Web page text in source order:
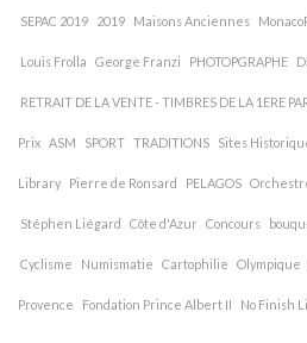
SEPAC 2019 2019 Maisons Anciennes
Louis Frolla George Franzi PHOTOPGRAPHE
RETRAIT DE LA VENTE - TIMBRES DE LA 1ERE
Prix ASM SPORT TRADITIONS Sites
Library Pierre de Ronsard PELAGOS
Stéphen Liégard Côte d'Azur Concours
Cyclisme Numismatie Cartophilie Olympique
Provence Fondation Prince Albert II No Finish